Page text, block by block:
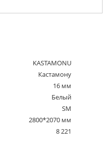
KASTAMONU
Кастамону
16 мм
Белый
SM
2800*2070 мм
8 221